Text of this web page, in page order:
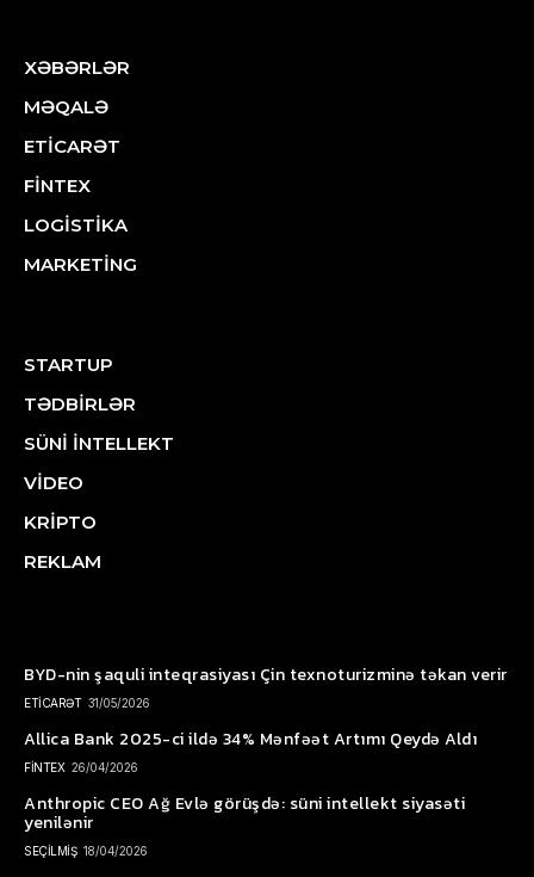
XƏBƏRLƏR
MƏQALƏ
ETİCARƏT
FİNTEX
LOGİSTİKA
MARKETİNG
STARTUP
TƏDBİRLƏR
SÜNİ İNTELLEKT
VİDEO
KRİPTO
REKLAM
BYD-nin şaquli inteqrasiyası Çin texnoturizminə təkan verir
ETİCARƏT 31/05/2026
Allica Bank 2025-ci ildə 34% Mənfəət Artımı Qeydə Aldı
FİNTEX 26/04/2026
Anthropic CEO Ağ Evlə görüşdə: süni intellekt siyasəti
yenilənir
SEÇİLMİŞ 18/04/2026